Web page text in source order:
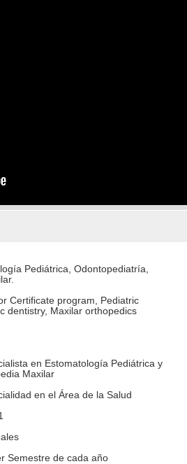
Pediátrica, Odontopediatría,
Certificate program, Pediatric
dentistry, Maxilar orthopedics
en Estomatología Pediátrica y
Maxilar
en el Área de la Salud
Semestre de cada año